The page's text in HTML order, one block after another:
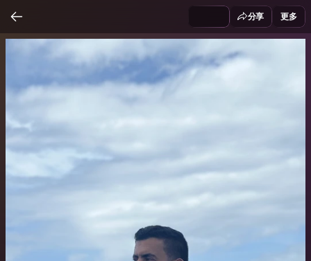
分享 更多